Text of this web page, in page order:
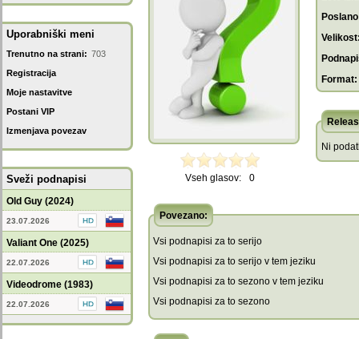
Uporabniški meni
Trenutno na strani: 703
Registracija
Moje nastavitve
Postani VIP
Izmenjava povezav
Sveži podnapisi
Old Guy (2024)
23.07.2026
Valiant One (2025)
22.07.2026
Videodrome (1983)
22.07.2026
Vseh glasov: 0
Format:
Ni
Povezano:
Vsi podnapisi za to serijo
Vsi podnapisi za to serijo v tem jeziku
Vsi podnapisi za to sezono v tem jeziku
Vsi podnapisi za to sezono